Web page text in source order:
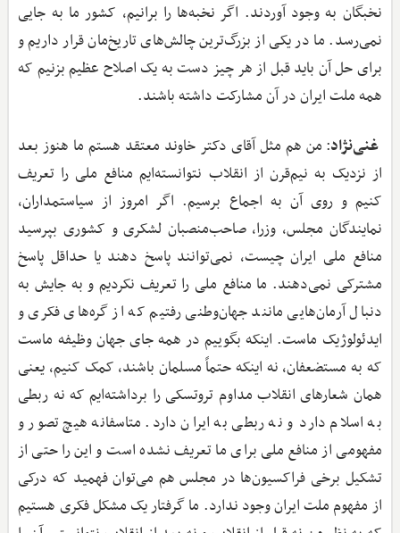
نخبگان به وجود آوردند. اگر نخبه‌ها را برانیم، کشور ما به جایی
نمی‌رسد. ما در یکی از بزرگ‌ترین چالش‌های تاریخ‌مان قرار داریم و
برای حل آن باید قبل از هر چیز دست به یک اصلاح عظیم بزنیم که
همه‌ ملت ایران در آن مشارکت داشته باشند.
غنی‌نژاد: من هم مثل آقای دکتر خاوند معتقد هستم ما هنوز بعد
از نزدیک به نیم‌قرن از انقلاب نتوانسته‌ایم منافع ملی را تعریف
کنیم و روی آن به اجماع برسیم. اگر امروز از سیاستمداران،
نمایندگان مجلس، وزرا، صاحب‌منصبان لشکری و کشوری بپرسید
منافع ملی ایران چیست، نمی‌توانند پاسخ دهند یا حداقل پاسخ
مشترکی نمی‌دهند. ما منافع ملی را تعریف نکردیم و به جایش به
دنبال آرمان‌هایی مانند جهان‌وطنی رفتیم که از گره‌های فکری و
ایدئولوژیک ماست. اینکه بگوییم در همه جای جهان وظیفه ماست
که به مستضعفان، نه اینکه حتماً مسلمان باشند، کمک کنیم، یعنی
همان شعارهای انقلاب مداوم تروتسکی را برداشته‌ایم که نه ربطی
به اسلام دارد و نه ربطی به ایران دارد. متاسفانه هیچ تصور و
مفهومی از منافع ملی برای ما تعریف نشده است و این را حتی از
تشکیل برخی فراکسیون‌ها در مجلس هم می‌توان فهمید که درکی
از مفهوم ملت ایران وجود ندارد. ما گرفتار یک مشکل فکری هستیم